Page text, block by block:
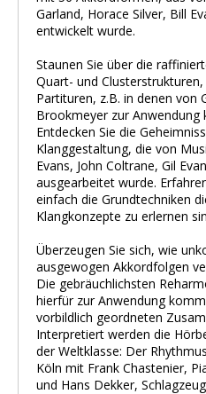
Garland, Horace Silver, Bill
entwickelt wurde.
Staunen Sie über die
Quart- und
Partituren, z.B. in denen von
Brookmeyer zur Anwendung
Entdecken Sie die
Klanggestaltung, die von
Evans, John Coltrane, Gil
ausgearbeitet wurde.
einfach die Grundtechniken
Klangkonzepte zu erlernen
Überzeugen Sie sich, wie
ausgewogen Akkordfolgen
Die gebräuchlichsten
hierfür zur Anwendung
vorbildlich geordneten
Interpretiert werden die
der Weltklasse: Der
Köln mit Frank Chastenier,
und Hans Dekker,